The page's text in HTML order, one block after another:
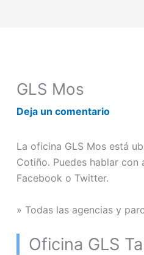
GLS Mos
Deja un comentario
La oficina GLS Mos está
Cotiño. Puedes hablar
Facebook o Twitter.
» Todas las agencias y
Oficina GLS